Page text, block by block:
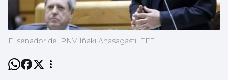
El senador del PNV Iñaki Anasagasti .EFE